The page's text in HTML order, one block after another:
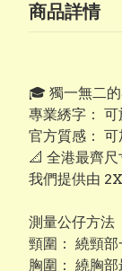
商品詳情
​🎓 獨一無二的
專業綉字： 可
官方質感：
​📐 全港最齊
我們提供由
測量公仔方法
頸圍： 繞頸部
胸圍： 繞胸部